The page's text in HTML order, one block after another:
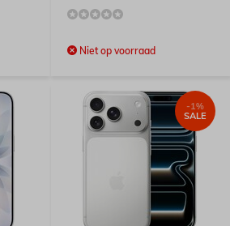
Niet op voorraad
-1%
SALE